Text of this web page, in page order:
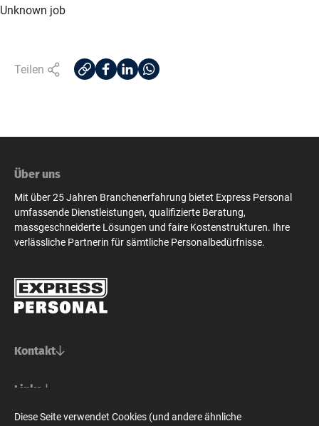
Unknown job
Teilen
Über uns
Mit über 25 Jahren Branchenerfahrung bietet Express Personal
umfassende Dienstleistungen, qualifizierte Beratung,
massgeschneiderte Lösungen und faire Kostenstrukturen. Ihre
verlässliche Partnerin für sämtliche Personalbedürfnisse.
Kontakt
Basel/Nordwestschweiz
Steinenvorstadt 73
Bern/Mittelland
Links
Für Stellensuchende
Diese Seite verwendet Cookies (und andere ähnliche